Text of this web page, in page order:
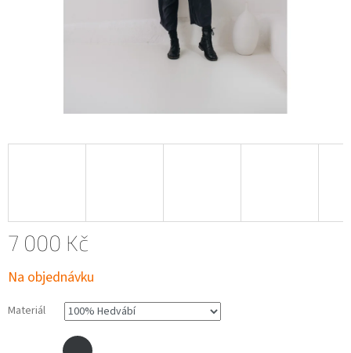
7 000 Kč
cena:
Na objednávku
Materiál